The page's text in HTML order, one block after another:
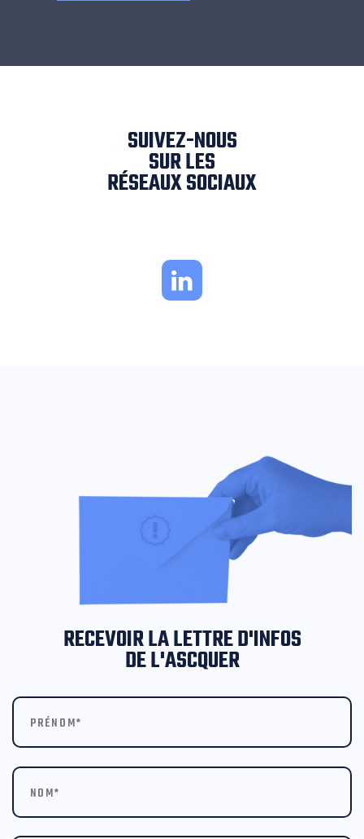
SUIVEZ-NOUS
SUR LES
RÉSEAUX SOCIAUX
RECEVOIR LA LETTRE D'INFOS
DE L'ASCQUER